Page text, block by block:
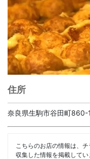
住所
奈良県生駒市谷田町860-1
こちらのお店の情報は、
収集した情報を掲載して